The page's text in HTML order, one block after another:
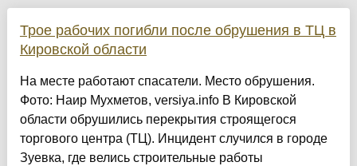
Трое рабочих погибли после обрушения в ТЦ в
Кировской области
На месте работают спасатели. Место обрушения.
Фото: Наир Мухметов, versiya.info В Кировской
области обрушились перекрытия строящегося
торгового центра (ТЦ). Инцидент случился в городе
Зуевка, где велись строительные работы